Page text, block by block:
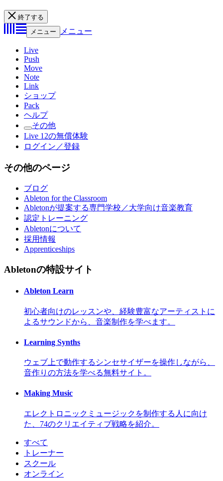
終了する
メニュー
メニュー
Live
Push
Move
Note
Link
ショップ
Pack
ヘルプ
その他
Live 12の無償体験
ログイン／登録
その他のページ
ブログ
Ableton for the Classroom
Abletonが提案する専門学校／大学向け音楽教育
認定トレーニング
Abletonについて
採用情報
Apprenticeships
Abletonの特設サイト
Ableton Learn
初心者向けのレッスンや、経験豊富なアーティストに
よるサウンドから、音楽制作を学べます。
Learning Synths
ウェブ上で動作するシンセサイザーを操作しながら、
音作りの方法を学べる無料サイト。
Making Music
エレクトロニックミュージックを制作する人に向け
た、74のクリエイティブ戦略を紹介。
すべて
トレーナー
スクール
オンライン